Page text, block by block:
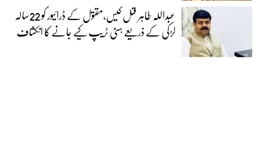
عبداللہ طاہر قتل کیس،مقتول کے ڈرائیور کو 22سالہ
لڑکی کے ذریعے ہنی ٹریپ کیے جانے کا انکشاف